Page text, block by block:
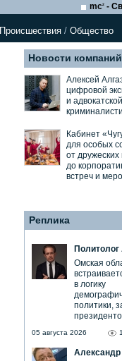
mc2 -
Происшествия / Общество
Новости компаний
Алексей
цифровой
и адвокатской
Кабинет
для особых
от дружеских
до
встреч и
Реплика
Омская
в логику
политики,
05 августа 2026
Александр